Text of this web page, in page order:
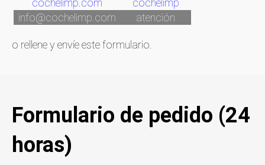
info@cochelimp.com atención
o rellene y envíe este formulario.
Formulario de pedido (24
horas)